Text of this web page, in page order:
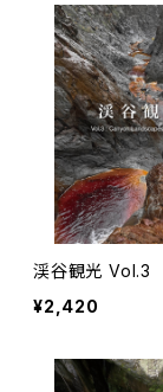
渓谷観光 Vol.3
¥2,420